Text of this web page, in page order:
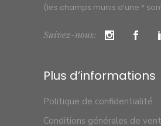
(les champs munis d’une *
Suivez-nous:
Plus d’informations
Politique de confidentialité
Conditions générales de